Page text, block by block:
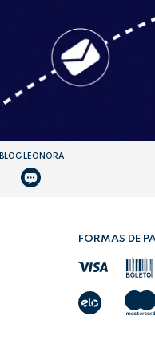
BLOG LEONORA
FORMAS DE